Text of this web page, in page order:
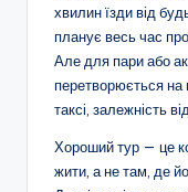
хвилин їзди від
планує весь час
Але для пари або
перетворюється на
таксі, залежність
Хороший тур — це
жити, а не там, де